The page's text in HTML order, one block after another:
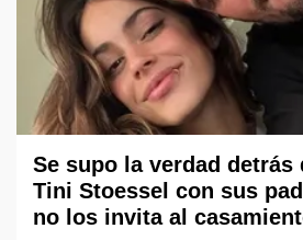
Se supo la verdad detrás
Tini Stoessel con sus
no los invita al